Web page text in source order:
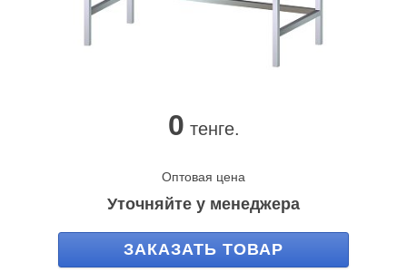
0 тенге.
Оптовая цена
Уточняйте у менеджера
ЗАКАЗАТЬ ТОВАР